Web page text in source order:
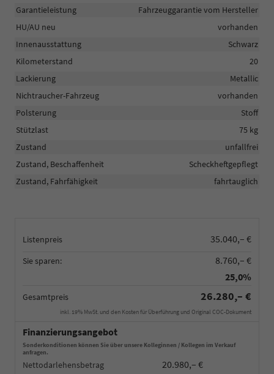
Listenpreis 35.040,– €
Sie sparen:
8.760,– €
25,0%
Gesamtpreis 26.280,– €
inkl. 19% MwSt. und den Kosten für Überführung und Original COC-Dokument
Finanzierungsangebot
Sonderkonditionen können Sie über unsere Kolleginnen / Kollegen im Verkauf
anfragen.
Nettodarlehensbetrag 20.980,– €
Garantieleistung
Fahrzeuggarantie vom Hersteller
HU/AU neu
vorhanden
Innenausstattung
Schwarz
Kilometerstand
20
Lackierung
Metallic
Nichtraucher-Fahrzeug
vorhanden
Polsterung
Stoff
Stützlast
75 kg
Zustand
unfallfrei
Zustand, Beschaffenheit
Scheckheftgepflegt
Zustand, Fahrfähigkeit
fahrtauglich